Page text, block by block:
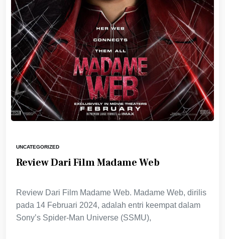
UNCATEGORIZED
Review Dari Film Madame Web
Review Dari Film Madame Web. Madame Web, dirilis
pada 14 Februari 2024, adalah entri keempat dalam
Sony’s Spider-Man Universe (SSMU),